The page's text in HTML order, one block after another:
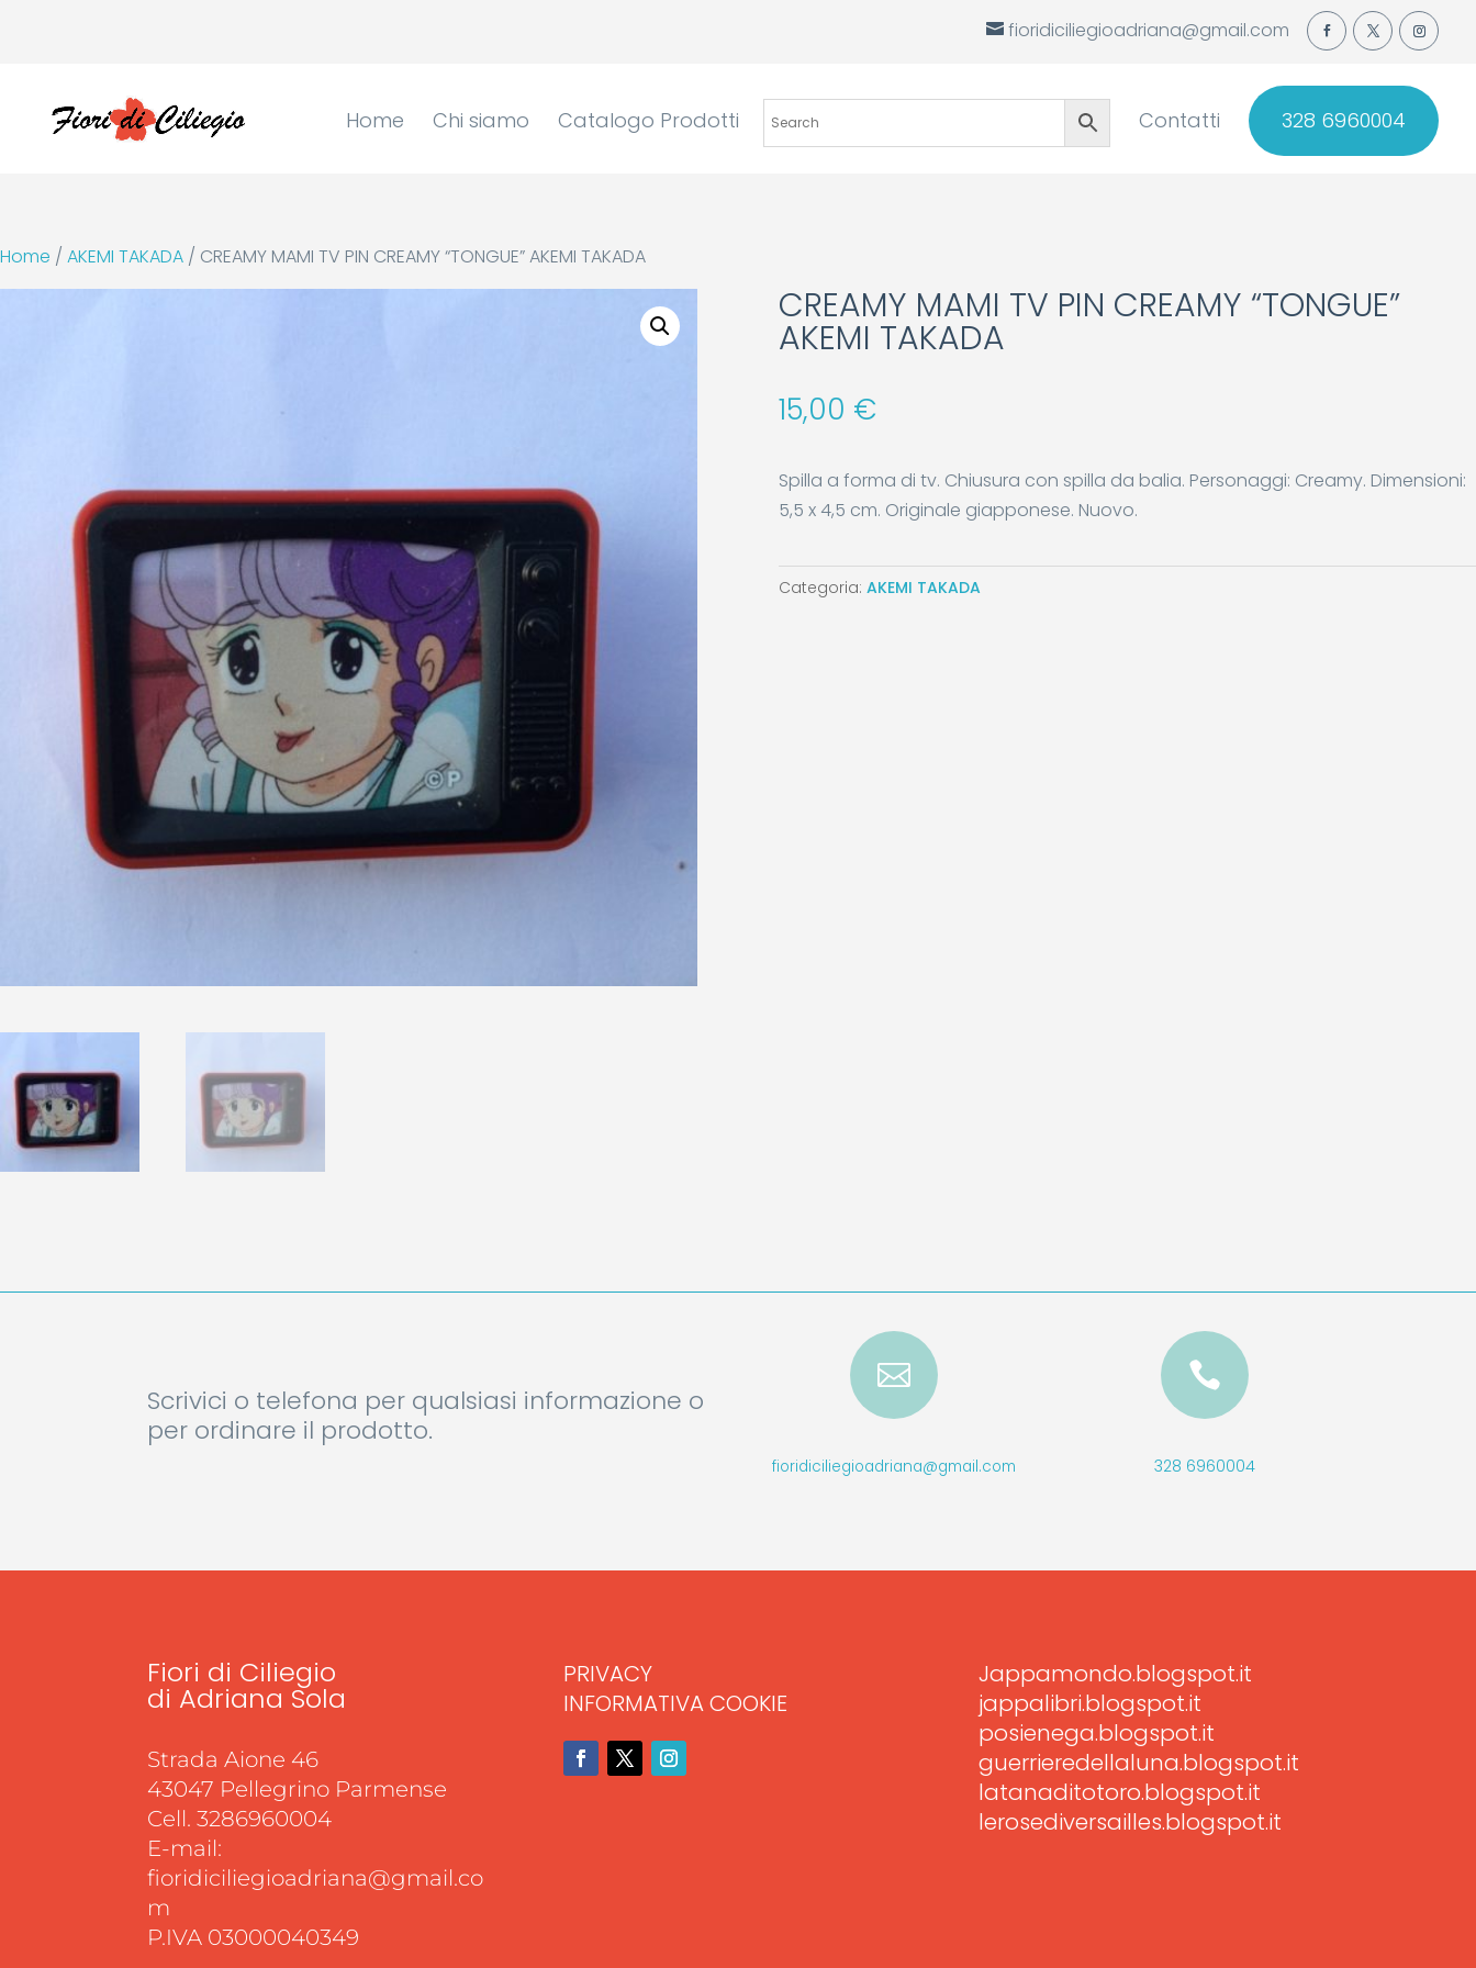
fioridiciliegioadriana@gmail.com
Home Chi siamo Catalogo Prodotti Contatti 328 6960004
Home / AKEMI TAKADA / CREAMY MAMI TV PIN CREAMY “TONGUE” AKEMI TAKADA
CREAMY MAMI TV PIN CREAMY “TONGUE”
AKEMI TAKADA
15,00 €
Spilla a forma di tv. Chiusura con spilla da balia. Personaggi: Creamy. Dimensioni:
5,5 x 4,5 cm. Originale giapponese. Nuovo.
Categoria: AKEMI TAKADA
Scrivici o telefona per qualsiasi informazione o
per ordinare il prodotto.

fioridiciliegioadriana@gmail.com

328 6960004
Fiori di Ciliegio
di Adriana Sola
Strada Aione 46
43047 Pellegrino Parmense
Cell. 3286960004
E-mail:
fioridiciliegioadriana@gmail.co
m
P.IVA 03000040349
PRIVACY
INFORMATIVA COOKIE
Jappamondo.blogspot.it
jappalibri.blogspot.it
posienega.blogspot.it
guerrieredellaluna.blogspot.it
latanaditotoro.blogspot.it
lerosediversailles.blogspot.it